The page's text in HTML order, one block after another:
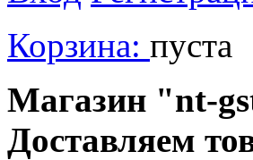
Корзина: пуста
Магазин "nt-
Доставляем